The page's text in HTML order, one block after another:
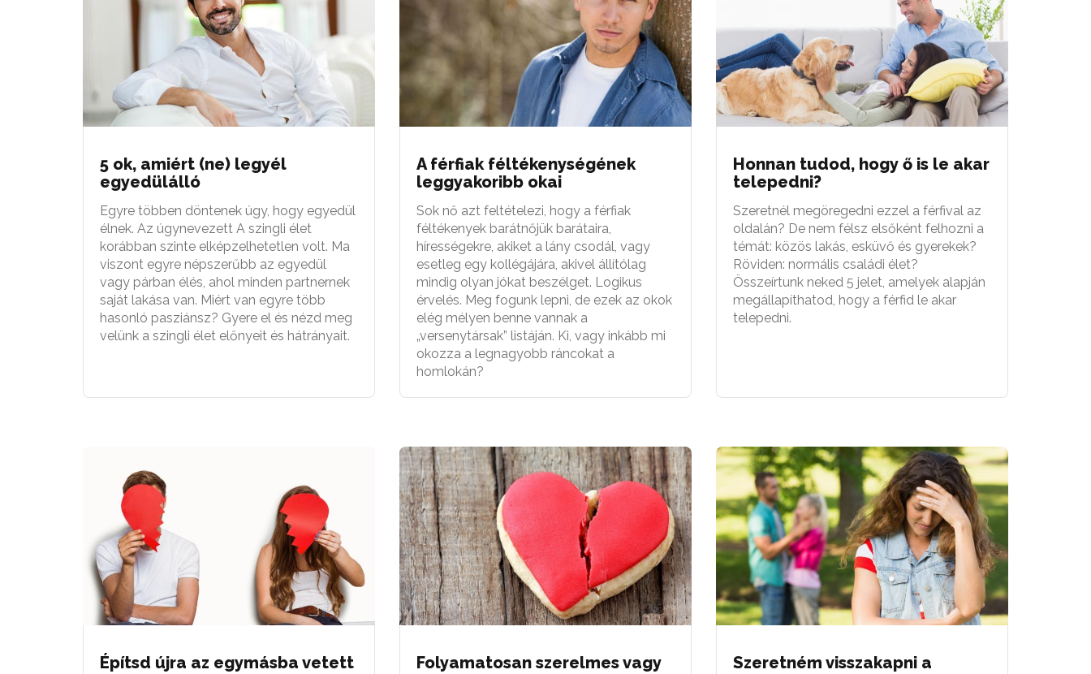
5 ok, amiért (ne) legyél
egyedülálló
Egyre többen döntenek úgy, hogy egyedül
élnek. Az úgynevezett A szingli élet
korábban szinte elképzelhetetlen volt. Ma
viszont egyre népszerűbb az egyedül
vagy párban élés, ahol minden partnernek
saját lakása van. Miért van egyre több
hasonló pasziánsz? Gyere el és nézd meg
velünk a szingli élet előnyeit és hátrányait.
A férfiak féltékenységének
leggyakoribb okai
Sok nő azt feltételezi, hogy a férfiak
féltékenyek barátnőjük barátaira,
hírességekre, akiket a lány csodál, vagy
esetleg egy kollégájára, akivel állítólag
mindig olyan jókat beszélget. Logikus
érvelés. Meg fogunk lepni, de ezek az okok
elég mélyen benne vannak a
„versenytársak” listáján. Ki, vagy inkább mi
okozza a legnagyobb ráncokat a
homlokán?
Honnan tudod, hogy ő is le akar
telepedni?
Szeretnél megöregedni ezzel a férfival az
oldalán? De nem félsz elsőként felhozni a
témát: közös lakás, esküvő és gyerekek?
Röviden: normális családi élet?
Összeírtunk neked 5 jelet, amelyek alapján
megállapíthatod, hogy a férfid le akar
telepedni.
Építsd újra az egymásba vetett
Folyamatosan szerelmes vagy
Szeretném visszakapni a